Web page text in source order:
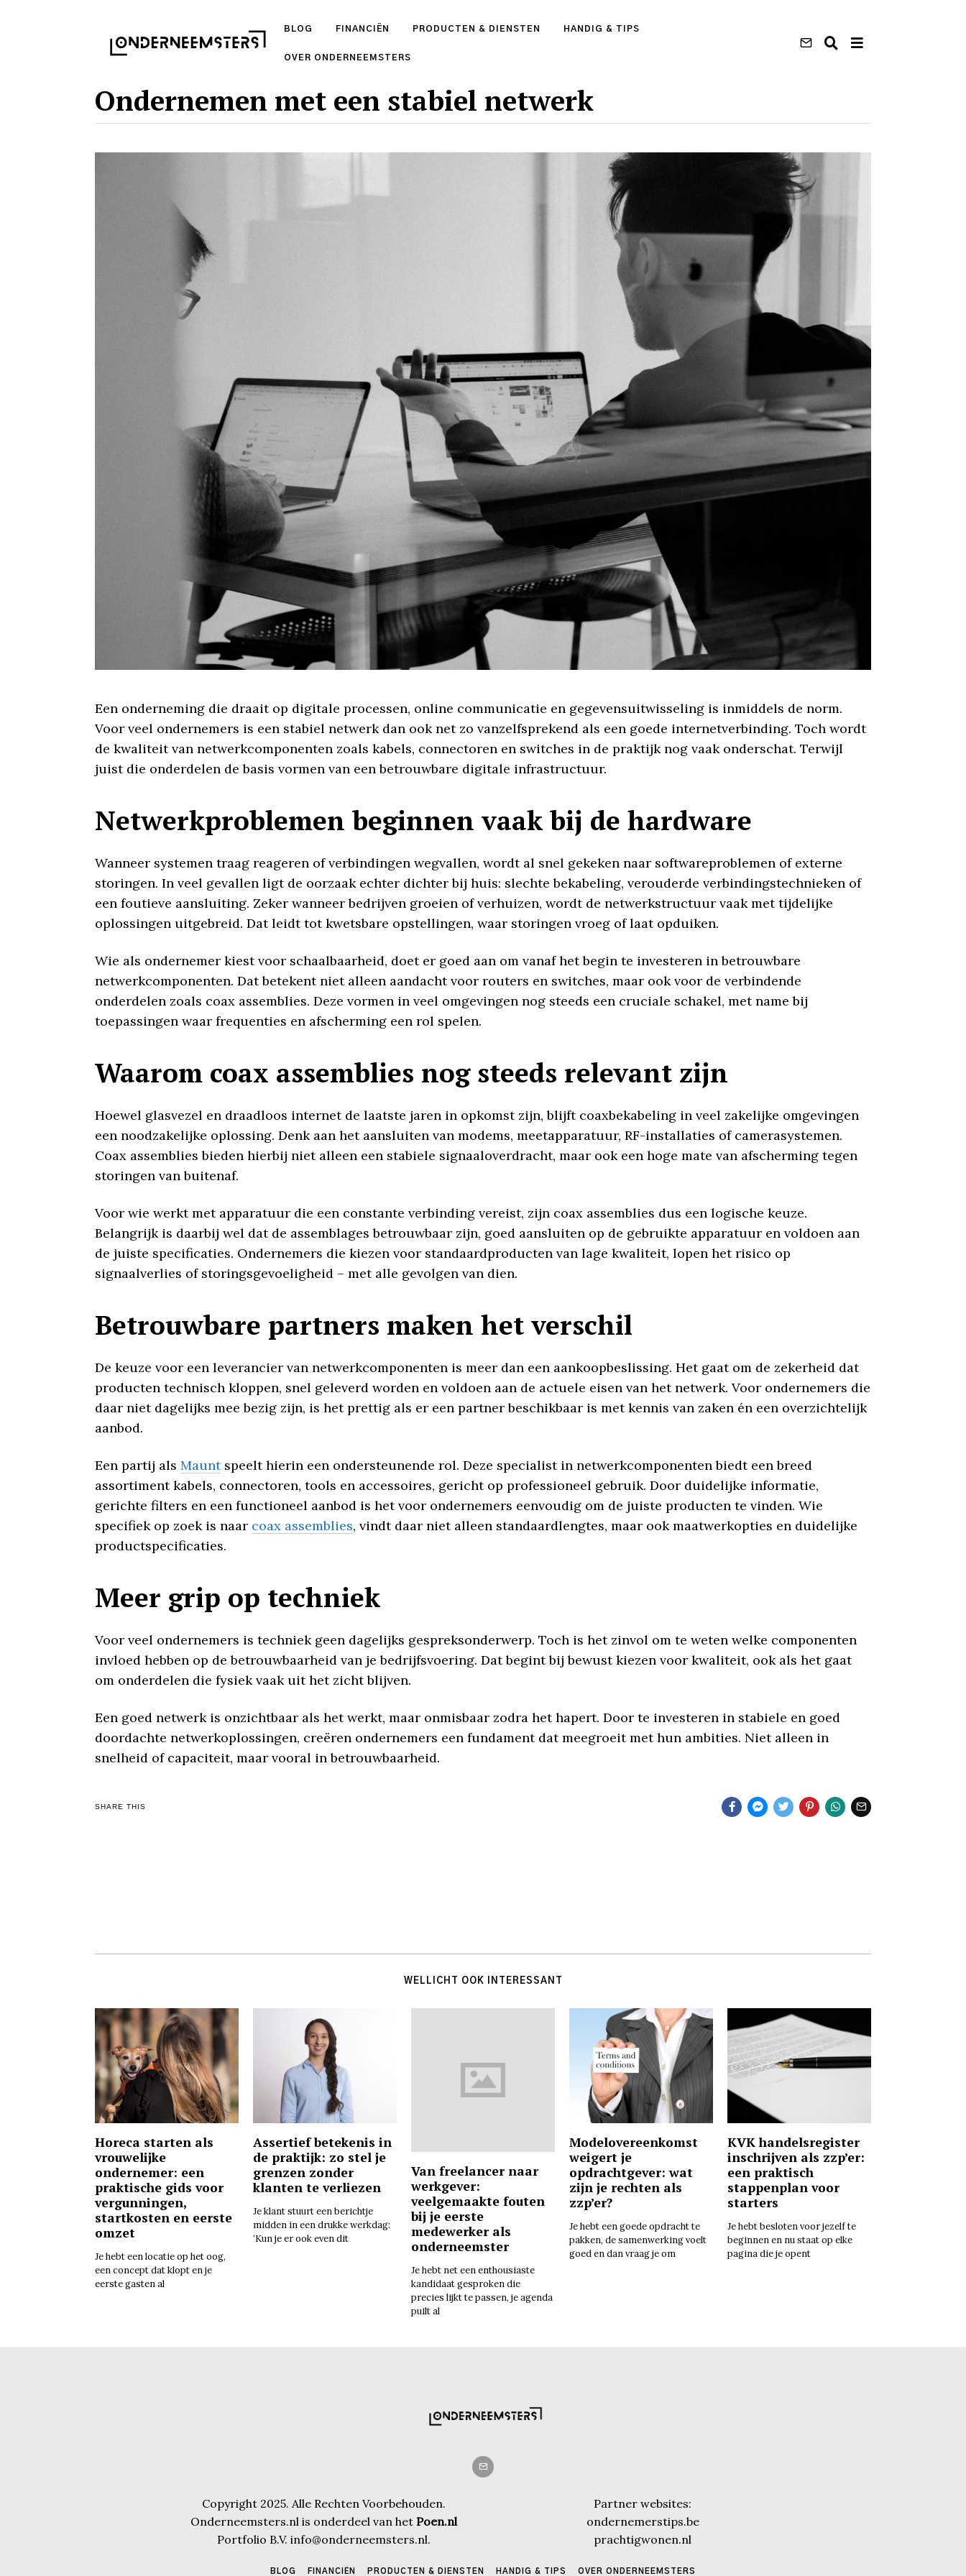
BLOG FINANCIËN PRODUCTEN & DIENSTEN HANDIG & TIPS
OVER ONDERNEEMSTERS
Ondernemen met een stabiel netwerk
Een onderneming die draait op digitale processen, online communicatie en gegevensuitwisseling is inmiddels de norm.
Voor veel ondernemers is een stabiel netwerk dan ook net zo vanzelfsprekend als een goede internetverbinding. Toch wordt
de kwaliteit van netwerkcomponenten zoals kabels, connectoren en switches in de praktijk nog vaak onderschat. Terwijl
juist die onderdelen de basis vormen van een betrouwbare digitale infrastructuur.
Netwerkproblemen beginnen vaak bij de hardware
Wanneer systemen traag reageren of verbindingen wegvallen, wordt al snel gekeken naar softwareproblemen of externe
storingen. In veel gevallen ligt de oorzaak echter dichter bij huis: slechte bekabeling, verouderde verbindingstechnieken of
een foutieve aansluiting. Zeker wanneer bedrijven groeien of verhuizen, wordt de netwerkstructuur vaak met tijdelijke
oplossingen uitgebreid. Dat leidt tot kwetsbare opstellingen, waar storingen vroeg of laat opduiken.
Wie als ondernemer kiest voor schaalbaarheid, doet er goed aan om vanaf het begin te investeren in betrouwbare
netwerkcomponenten. Dat betekent niet alleen aandacht voor routers en switches, maar ook voor de verbindende
onderdelen zoals coax assemblies. Deze vormen in veel omgevingen nog steeds een cruciale schakel, met name bij
toepassingen waar frequenties en afscherming een rol spelen.
Waarom coax assemblies nog steeds relevant zijn
Hoewel glasvezel en draadloos internet de laatste jaren in opkomst zijn, blijft coaxbekabeling in veel zakelijke omgevingen
een noodzakelijke oplossing. Denk aan het aansluiten van modems, meetapparatuur, RF-installaties of camerasystemen.
Coax assemblies bieden hierbij niet alleen een stabiele signaaloverdracht, maar ook een hoge mate van afscherming tegen
storingen van buitenaf.
Voor wie werkt met apparatuur die een constante verbinding vereist, zijn coax assemblies dus een logische keuze.
Belangrijk is daarbij wel dat de assemblages betrouwbaar zijn, goed aansluiten op de gebruikte apparatuur en voldoen aan
de juiste specificaties. Ondernemers die kiezen voor standaardproducten van lage kwaliteit, lopen het risico op
signaalverlies of storingsgevoeligheid – met alle gevolgen van dien.
Betrouwbare partners maken het verschil
De keuze voor een leverancier van netwerkcomponenten is meer dan een aankoopbeslissing. Het gaat om de zekerheid dat
producten technisch kloppen, snel geleverd worden en voldoen aan de actuele eisen van het netwerk. Voor ondernemers die
daar niet dagelijks mee bezig zijn, is het prettig als er een partner beschikbaar is met kennis van zaken én een overzichtelijk
aanbod.
Een partij als Mauntspeelt hierin een ondersteunende rol. Deze specialist in netwerkcomponenten biedt een breed
assortiment kabels, connectoren, tools en accessoires, gericht op professioneel gebruik. Door duidelijke informatie,
gerichte filters en een functioneel aanbod is het voor ondernemers eenvoudig om de juiste producten te vinden. Wie
specifiek op zoek is naar coax assemblies, vindt daar niet alleen standaardlengtes, maar ook maatwerkopties en duidelijke
productspecificaties.
Meer grip op techniek
Voor veel ondernemers is techniek geen dagelijks gespreksonderwerp. Toch is het zinvol om te weten welke componenten
invloed hebben op de betrouwbaarheid van je bedrijfsvoering. Dat begint bij bewust kiezen voor kwaliteit, ook als het gaat
om onderdelen die fysiek vaak uit het zicht blijven.
Een goed netwerk is onzichtbaar als het werkt, maar onmisbaar zodra het hapert. Door te investeren in stabiele en goed
doordachte netwerkoplossingen, creëren ondernemers een fundament dat meegroeit met hun ambities. Niet alleen in
snelheid of capaciteit, maar vooral in betrouwbaarheid.
SHARE THIS
WELLICHT OOK INTERESSANT
Horeca starten als
vrouwelijke
ondernemer: een
praktische gids voor
vergunningen,
startkosten en eerste
omzet
Je hebt een locatie op het oog,
een concept dat klopt en je
eerste gasten al
Assertief betekenis in
de praktijk: zo stel je
grenzen zonder
klanten te verliezen
Je klant stuurt een berichtje
midden in een drukke werkdag:
‘Kun je er ook even dit
Van freelancer naar
werkgever:
veelgemaakte fouten
bij je eerste
medewerker als
onderneemster
Je hebt net een enthousiaste
kandidaat gesproken die
precies lijkt te passen, je agenda
puilt al
Modelovereenkomst
weigert je
opdrachtgever: wat
zijn je rechten als
zzp’er?
Je hebt een goede opdracht te
pakken, de samenwerking voelt
goed en dan vraag je om
KVK handelsregister
inschrijven als zzp’er:
een praktisch
stappenplan voor
starters
Je hebt besloten voor jezelf te
beginnen en nu staat op elke
pagina die je opent
Copyright 2025. Alle Rechten Voorbehouden.
Onderneemsters.nl is onderdeel van het Poen.nl
Portfolio B.V. info@onderneemsters.nl.
Partner websites:
ondernemerstips.be
prachtigwonen.nl
BLOG FINANCIËN PRODUCTEN & DIENSTEN HANDIG & TIPS OVER ONDERNEEMSTERS